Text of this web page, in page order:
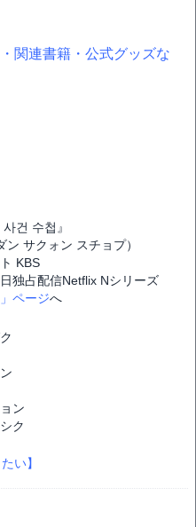
関連書籍・公式グッズな
건 수첩』
サクォン スチョプ）
KBS
独占配信Netflix Nシリーズ
ページへ
ン
ク
い】